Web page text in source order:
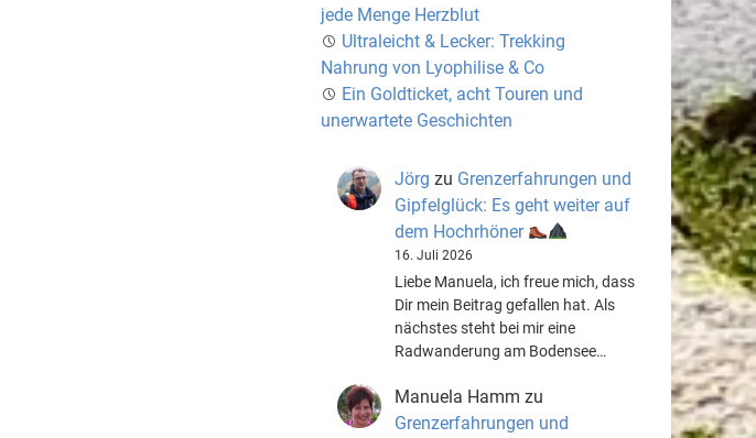
jede Menge Herzblut
Ultraleicht & Lecker: Trekking
Nahrung von Lyophilise & Co
Ein Goldticket, acht Touren und
unerwartete Geschichten
Jörg zu Grenzerfahrungen und
Gipfelglück: Es geht weiter auf
dem Hochrhöner
16. Juli 2026
Liebe Manuela, ich freue mich, dass
Dir mein Beitrag gefallen hat. Als
nächstes steht bei mir eine
Radwanderung am Bodensee…
Manuela Hamm zu
Grenzerfahrungen und